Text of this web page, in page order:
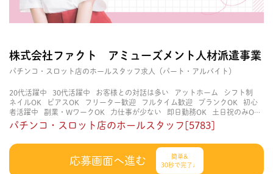
株式会社ファクト アミューズメント人材派遣事業
パチンコ・スロット店のホールスタッフ求人（パート・アルバイト）
20代活躍中 30代活躍中 お客様との対話は多い アットホーム
シフト制
ネイルOK
ピアスOK フリーター歓迎 フルタイム歓迎 ブランクOK
初心
者活躍中
副業・WワークOK 力仕事が少ない 即日勤務OK
土日祝のみOK
学歴不問
服装自由 未経験・初心者OK 決められた時間できっちり
経験不要
立ち仕事 経験者・有資格者歓迎 自分の都合に合わせやすい
自由
パチンコ・スロット店のホールスタッフ[5783]
応募画面へ進む
簡単&
30秒で完了♩